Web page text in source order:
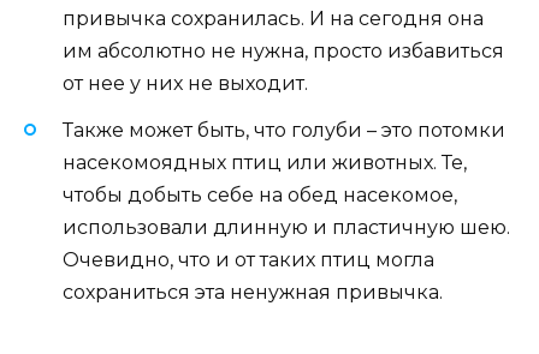
привычка сохранилась. И на сегодня она
им абсолютно не нужна, просто избавиться
от нее у них не выходит.
Также может быть, что голуби – это потомки
насекомоядных птиц или животных. Те,
чтобы добыть себе на обед насекомое,
использовали длинную и пластичную шею.
Очевидно, что и от таких птиц могла
сохраниться эта ненужная привычка.